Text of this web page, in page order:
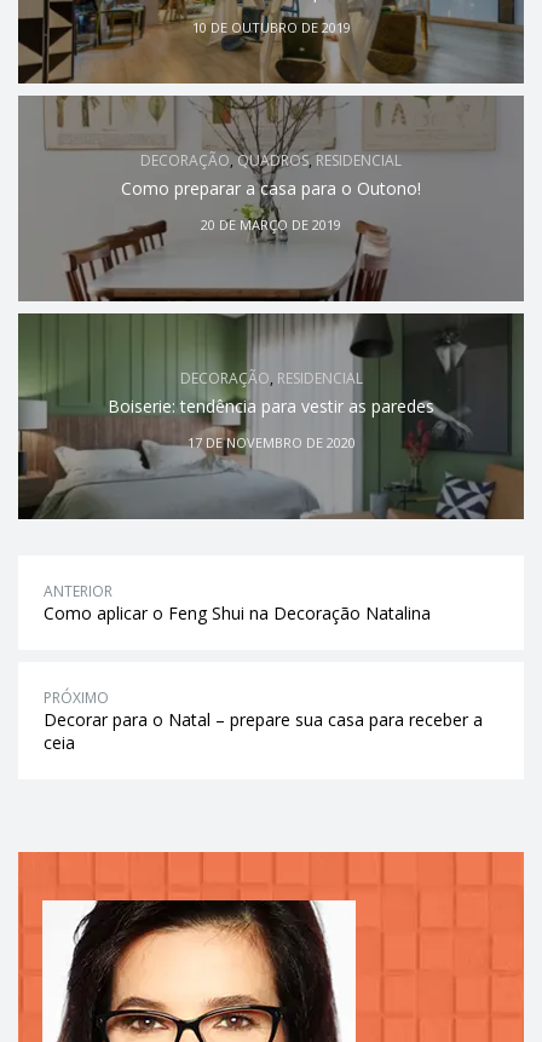
10 DE OUTUBRO DE 2019
DECORAÇÃO,QUADROS, RESIDENCIAL
Como preparar a casa para o Outono!
20 DE MARÇO DE 2019
DECORAÇÃO, RESIDENCIAL
Boiserie: tendência para vestir as paredes
17 DE NOVEMBRO DE 2020
ANTERIOR
Como aplicar o Feng Shui na Decoração Natalina
PRÓXIMO
Decorar para o Natal – prepare sua casa para receber a
ceia